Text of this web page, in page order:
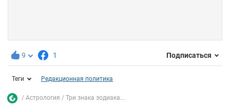
9 1 Подписаться
Теги Редакционная политика
Астрология Три знака зодиака...